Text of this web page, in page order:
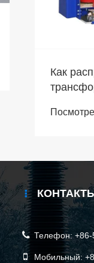
Как
Телефон:+86-
Мобильный: